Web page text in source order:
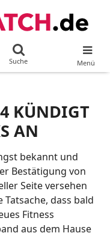
Suche Menü
KÜNDIGT
AN
bekannt und
Bestätigung von
Seite versehen
Tatsache, dass bald
Fitness
aus dem Hause